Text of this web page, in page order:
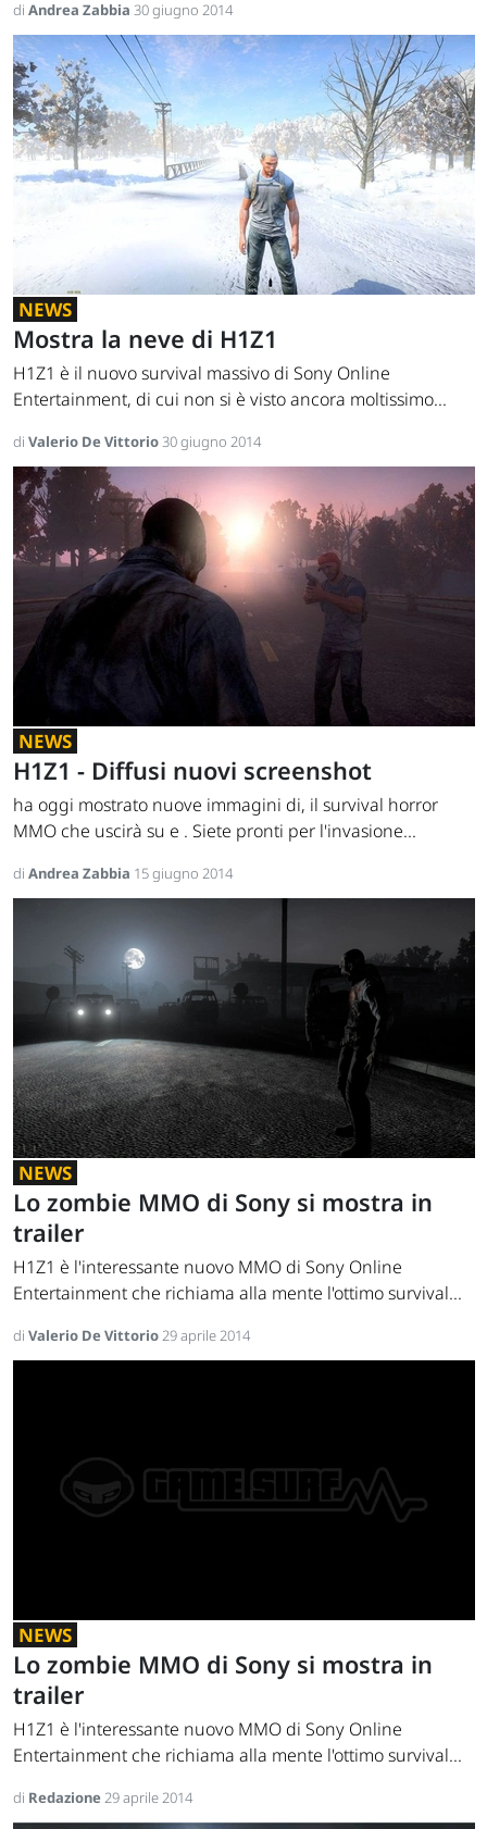
di Andrea Zabbia 30 giugno 2014
NEWS
Mostra la neve di H1Z1
H1Z1 è il nuovo survival massivo di Sony Online
Entertainment, di cui non si è visto ancora moltissimo...
di Valerio De Vittorio30 giugno 2014
NEWS
H1Z1 - Diffusi nuovi screenshot
ha oggi mostrato nuove immagini di, il survival horror
MMO che uscirà su e . Siete pronti per l'invasione...
di Andrea Zabbia 15 giugno 2014
NEWS
Lo zombie MMO di Sony si mostra in
trailer
H1Z1 è l'interessante nuovo MMO di Sony Online
Entertainment che richiama alla mente l'ottimo survival...
di Valerio De Vittorio29 aprile 2014
NEWS
Lo zombie MMO di Sony si mostra in
trailer
H1Z1 è l'interessante nuovo MMO di Sony Online
Entertainment che richiama alla mente l'ottimo survival...
di Redazione29 aprile 2014